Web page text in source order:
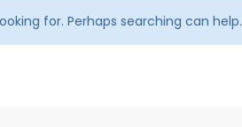
for. Perhaps searching can help.